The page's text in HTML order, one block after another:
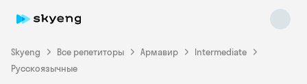
Skyeng Все репетиторы Армавир
Intermediate
Русскоязычные